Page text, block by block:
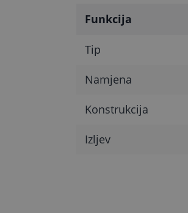
Funkcija
Tip
Namjena
Konstrukcija
Izljev